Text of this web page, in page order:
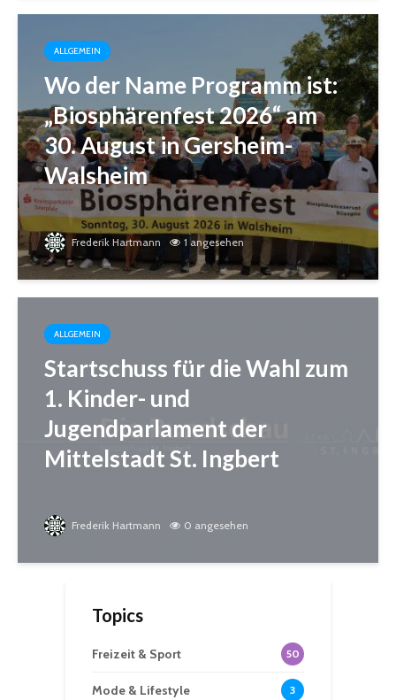
ALLGEMEIN
Wo der Name Programm ist:
„Biosphärenfest 2026“ am
30. August in Gersheim-
Walsheim
Frederik Hartmann 1 angesehen
ALLGEMEIN
Startschuss für die Wahl zum
1. Kinder- und
Jugendparlament der
Mittelstadt St. Ingbert
Frederik Hartmann 0 angesehen
Topics
Freizeit & Sport 50
Mode & Lifestyle 3